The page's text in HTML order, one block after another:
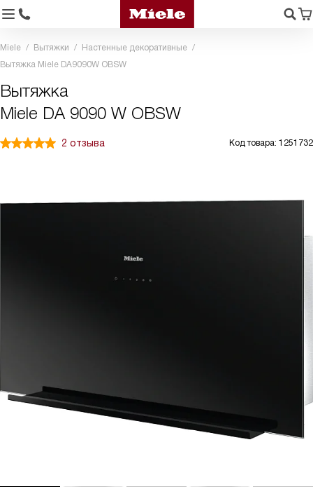
Miele Вытяжки
Настенные декоративные
Вытяжка Miele DA9090W OBSW
Вытяжка
Miele DA 9090 W OBSW
2 отзыва Код товара: 1251732